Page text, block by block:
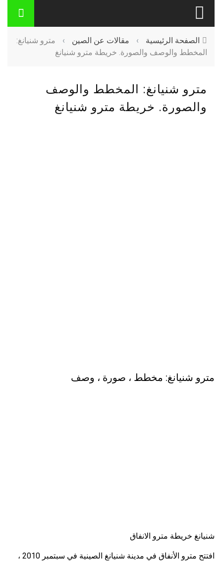
الصفحة الرئيسية › مقالات عن الصين ›
مترو شنيانغ:
المخطط والوصف والصورة. خريطة مترو شنيانغ
مترو شنيانغ: المخطط والوصف
والصورة. خريطة مترو شنيانغ
مترو شنيانغ: مخطط ، صورة ، وصف
شنيانغ خريطة مترو الانفاق
افتتح مترو الأنفاق في مدينة شنيانغ الصينية في سبتمبر 2010 ،